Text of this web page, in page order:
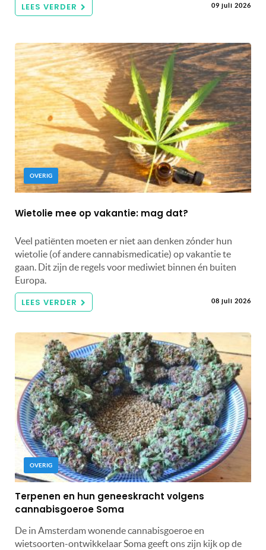
LEES VERDER 09 juli 2026
OVERIG
Wietolie mee op vakantie: mag dat?
Veel patiënten moeten er niet aan denken zónder hun
wietolie (of andere cannabismedicatie) op vakantie te
gaan. Dit zijn de regels voor mediwiet binnen én buiten
Europa.
LEES VERDER 08 juli 2026
OVERIG
Terpenen en hun geneeskracht volgens
cannabisgoeroe Soma
De in Amsterdam wonende cannabisgoeroe en
wietsoorten-ontwikkelaar Soma geeft ons zijn kijk op de